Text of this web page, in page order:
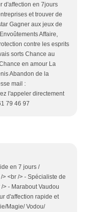
d'affection en 7jours
et trouver de
Gagner aux jeux de
Affaire,
contre les esprits
sorts Chance au
en amour La
Abandon de la
mail :
l'appeler directement
79 46 97
en 7 jours /
<br /> - Spécialiste de
> - Marabout Vaudou
d'affection rapide et
Magie/ Vodou/